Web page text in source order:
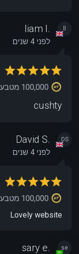
liam l.
לפני 4 שנים
cushty
DS
David S.
לפני 4 שנים
Lovely website
se
sary e.